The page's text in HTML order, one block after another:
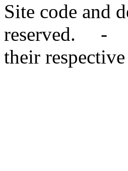
Site code and
reserved. -
their